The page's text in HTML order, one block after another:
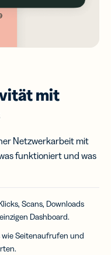
mit
Netzwerkarbeit mit
funktioniert und was
Scans, Downloads
Dashboard.
Seitenaufrufen und